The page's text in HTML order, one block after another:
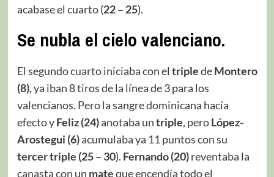
acabase el cuarto (22 – 25).
Se nubla el cielo valenciano.
El segundo cuarto iniciaba con el tripledeMontero
(8),ya iban 8 tiros de la línea de 3 para los
valencianos. Pero la sangre dominicana hacía
efecto yFeliz (24)anotaba untriple, peroLópez-
Arostegui (6)acumulaba ya 11 puntos con su
tercertriple (25 – 30). Fernando (20)reventaba la
canasta con un mateque encendía todo el